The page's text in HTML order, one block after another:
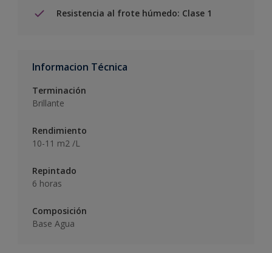
Resistencia al frote húmedo: Clase 1
Informacion Técnica
Terminación
Brillante
Rendimiento
10-11 m2 /L
Repintado
6 horas
Composición
Base Agua